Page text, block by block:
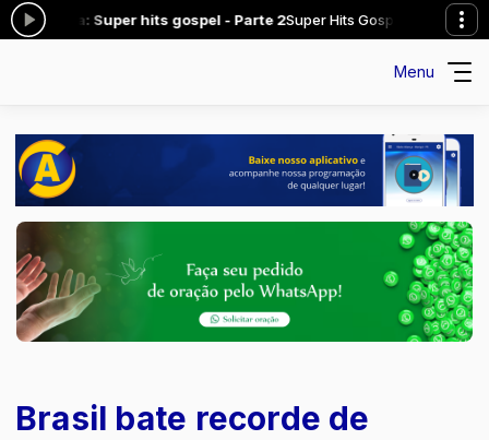
Super hits gospel - Parte 2Super Hits Gospel das 16:00 às
Menu
Brasil bate recorde de